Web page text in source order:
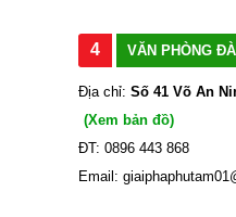
4 VĂN PHÒNG
Địa chỉ: Số 41 Võ An
(Xem bản đồ)
ĐT: 0896 443 868
Email: